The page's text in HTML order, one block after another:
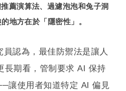
薦演算法、過濾泡泡和兔子洞
地方在於「隱密性」。
認為，最佳防禦法是讓人
長期看，管制要求 AI 保持
讓使用者知道特定 AI 偏見